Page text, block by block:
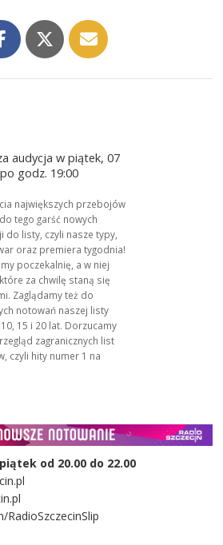
audycja w piątek, 07
godz. 19:00
największych przebojów
tego garść nowych
do listy, czyli nasze typy,
oraz premiera tygodnia!
poczekalnię, a w niej
za chwilę staną się
Zaglądamy też do
notowań naszej listy
15 i 20 lat. Dorzucamy
zagranicznych list
czyli hity numer 1 na
od 20.00 do 22.00